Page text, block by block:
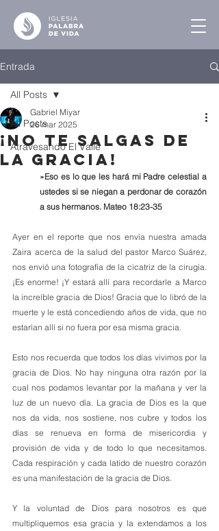
Entrada
All Posts
Atravesando El Valle
All Posts
¡No te Salgas de
la Gracia!
Gabriel Miyar
26 mar 2025
»Eso es lo que les hará mi Padre celestial a
ustedes si se niegan a perdonar de corazón
a sus hermanos. Mateo 18:23-35
Ayer en el reporte que nos envía nuestra amada
Zaira acerca de la salud del pastor Marco Suárez,
nos envió una fotografía de la cicatriz de la cirugía.
¡Es enorme! ¡Y estará allí para recordarle a Marco
la increíble gracia de Dios! Gracia que lo libró de la
muerte y le está concediendo años de vida, que no
estarían allí si no fuera por esa misma gracia.
Esto nos recuerda que todos los días vivimos por la
gracia de Dios. No hay ninguna otra razón por la
cual nos podamos levantar por la mañana y ver la
luz de un nuevo día. La gracia de Dios es la que
nos da vida, nos sostiene, nos cubre y todos los
días se renueva en forma de misericordia y
provisión de vida y de todo lo que necesitamos.
Cada respiración y cada latido de nuestro corazón
es una manifestación de la gracia de Dios.
Y la voluntad de Dios para nosotros es que
multipliquemos esa gracia y la extendamos a los